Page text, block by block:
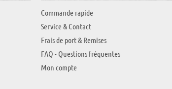
Commande rapide
Service & Contact
Frais de port & Remises
FAQ - Questions fréquentes
Mon compte